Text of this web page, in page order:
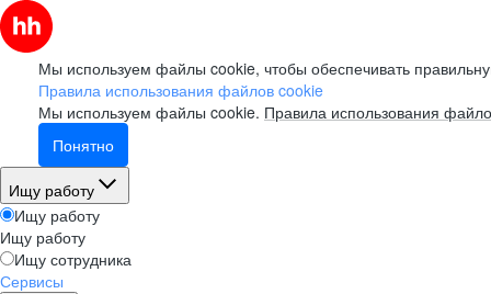
Мы используем файлы cookie, чтобы обеспечивать
Правила использования файлов cookie
Мы используем файлы cookie. Правила использования
Понятно
Ищу работу
Ищу работу
Ищу работу
Ищу сотрудника
Сервисы